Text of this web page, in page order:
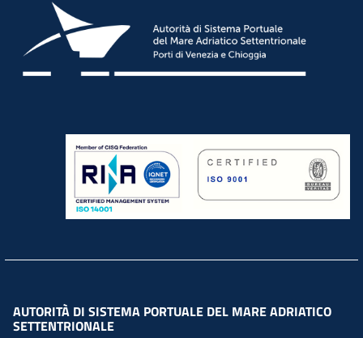
AUTORITÀ DI SISTEMA PORTUALE DEL MARE ADRIATICO
SETTENTRIONALE